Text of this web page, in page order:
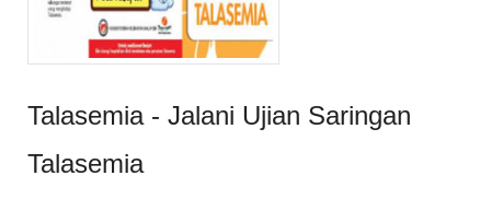
Talasemia - Jalani Ujian Saringan
Talasemia